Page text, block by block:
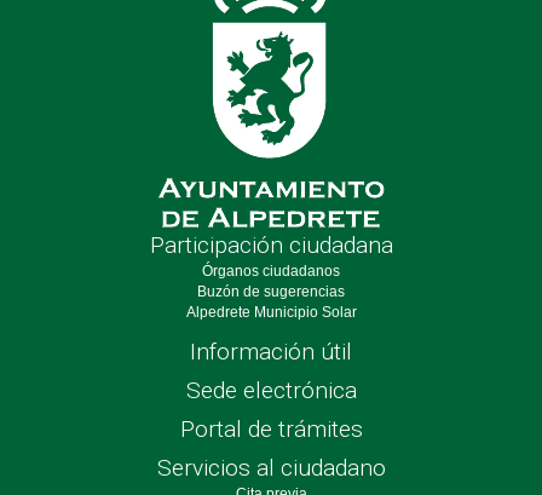
Participación ciudadana
Órganos ciudadanos
Buzón de sugerencias
Alpedrete Municipio Solar
Información útil
Sede electrónica
Portal de trámites
Servicios al ciudadano